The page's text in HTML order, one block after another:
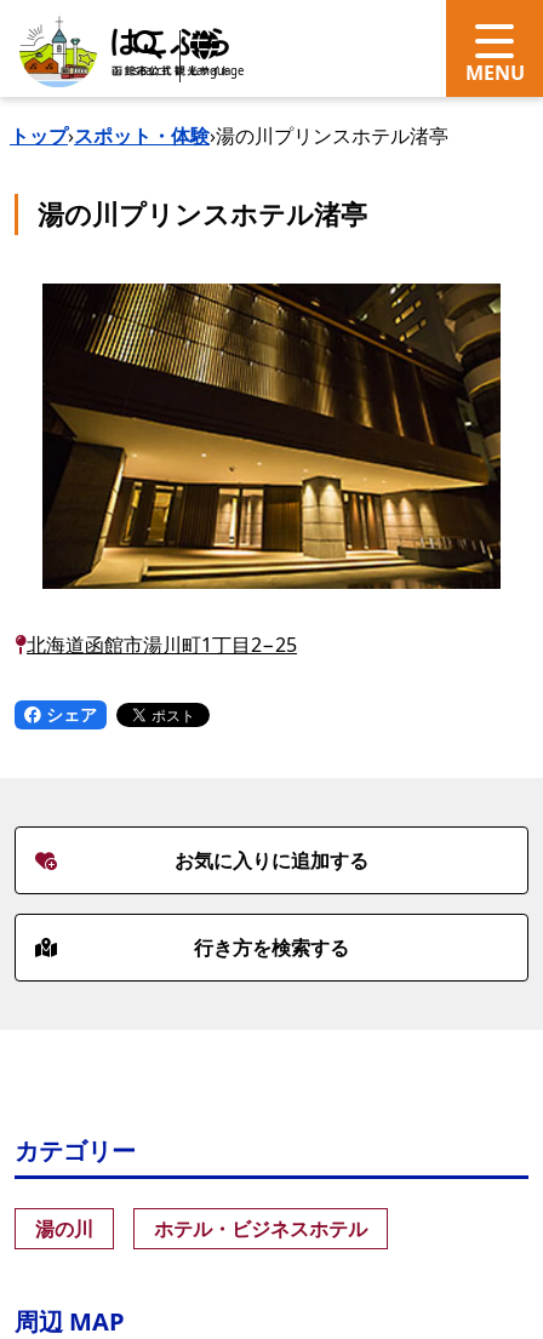
search Language
トップ›スポット・体験›湯の川プリンスホテル渚亭
湯の川プリンスホテル渚亭
北海道函館市湯川町1丁目2−25
シェア
お気に入りに追加する
行き方を検索する
カテゴリー
湯の川 ホテル・ビジネスホテル
周辺 MAP